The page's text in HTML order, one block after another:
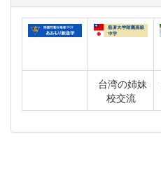
台湾の姉妹
校交流